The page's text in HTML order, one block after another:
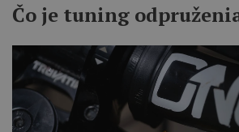
Čo je tuning